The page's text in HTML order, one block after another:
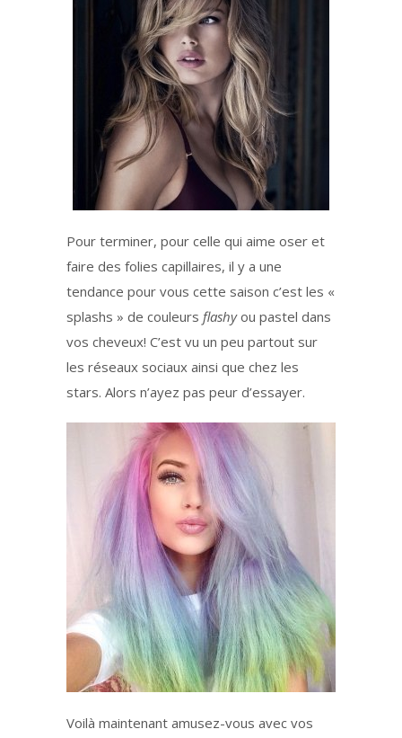
Pour terminer, pour celle qui aime oser et
faire des folies capillaires, il y a une
tendance pour vous cette saison c’est les «
splashs » de couleurs flashyou pastel dans
vos cheveux! C’est vu un peu partout sur
les réseaux sociaux ainsi que chez les
stars. Alors n’ayez pas peur d’essayer.
Voilà maintenant amusez-vous avec vos